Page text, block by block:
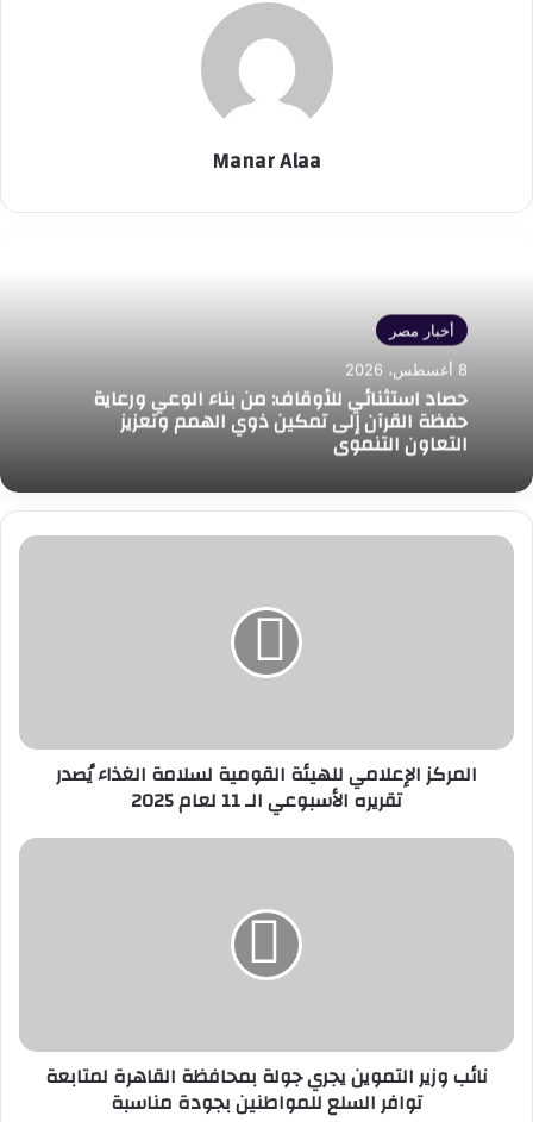
Manar Alaa
أخبار مصر
8 أغسطس، 2026
حصاد استثنائي للأوقاف: من بناء الوعي ورعاية
حفظة القرآن إلى تمكين ذوي الهمم وتعزيز
التعاون التنموي
المركز
الأسبوعي
2025
المركز الإعلامي للهيئة القومية لسلامة الغذاء يُصدر
تقريره الأسبوعي الـ 11 لعام 2025
نائب
توافر
السلعنائب وزير التموين يجري جولة بمحافظة القاهرة لمتابعة
توافر السلع للمواطنين بجودة مناسبة